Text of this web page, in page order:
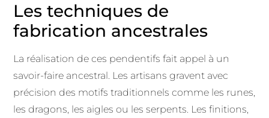
Les techniques de
fabrication ancestrales
La réalisation de ces pendentifs fait appel à un
savoir-faire ancestral. Les artisans gravent avec
précision des motifs traditionnels comme les runes,
les dragons, les aigles ou les serpents. Les finitions,